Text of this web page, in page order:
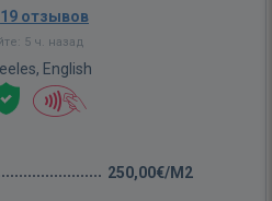
19 отзывов
5 ч. назад
English
250,00€/M2